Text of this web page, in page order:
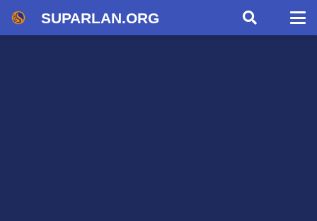
SUPARLAN.ORG